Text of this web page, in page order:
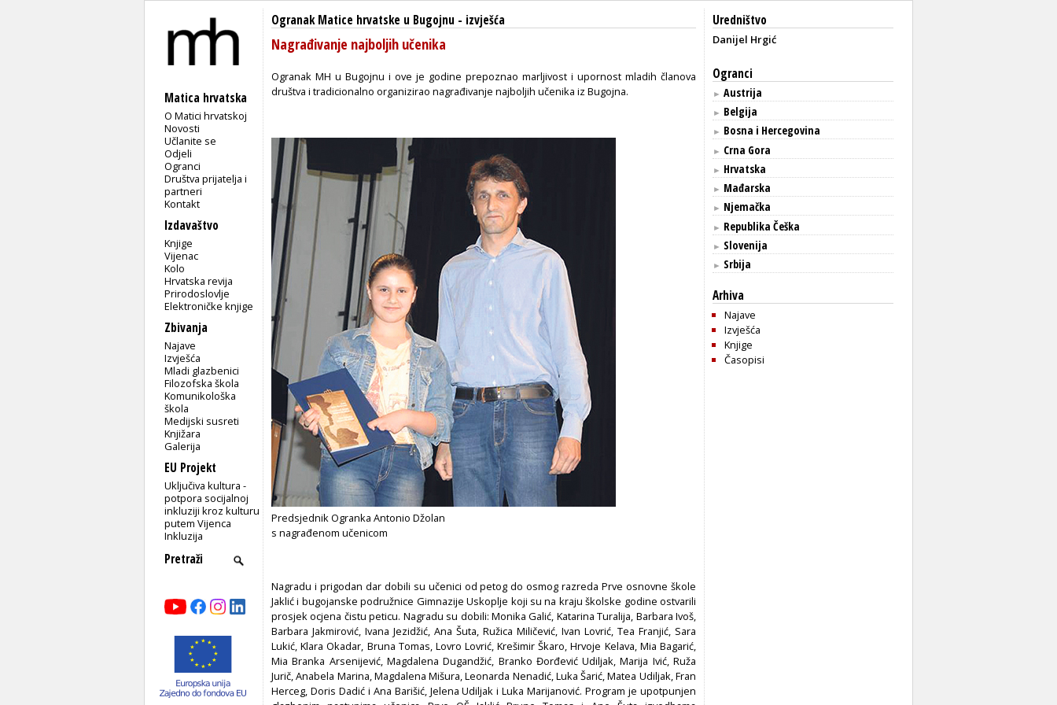
Matica hrvatska
O Matici hrvatskoj
Novosti
Učlanite se
Odjeli
Ogranci
Društva prijatelja i
partneri
Kontakt
Izdavaštvo
Knjige
Vijenac
Kolo
Hrvatska revija
Prirodoslovlje
Elektroničke knjige
Zbivanja
Najave
Izvješća
Mladi glazbenici
Filozofska škola
Komunikološka
škola
Medijski susreti
Knjižara
Galerija
EU Projekt
Uključiva kultura -
potpora socijalnoj
inkluziji kroz kulturu
putem Vijenca
Inkluzija
Ogranak Matice hrvatske u Bugojnu - izvješća
Nagrađivanje najboljih učenika
Ogranak MH u Bugojnu i ove je godine prepoznao marljivost i upornost mladih članova
društva i tradicionalno organizirao nagrađivanje najboljih učenika iz Bugojna.
Predsjednik Ogranka Antonio Džolan
s nagrađenom učenicom
Nagradu i prigodan dar dobili su učenici od petog do osmog razreda Prve osnovne škole
Jaklić i bugojanske podružnice Gimnazije Uskoplje koji su na kraju školske godine ostvarili
prosjek ocjena čistu peticu. Nagradu su dobili: Monika Galić, Katarina Turalija, Barbara Ivoš,
Barbara Jakmirović, Ivana Jezidžić, Ana Šuta, Ružica Miličević, Ivan Lovrić, Tea Franjić, Sara
Lukić, Klara Okadar, Bruna Tomas, Lovro Lovrić, Krešimir Škaro, Hrvoje Kelava, Mia Bagarić,
Mia Branka Arsenijević, Magdalena Dugandžić, Branko Đorđević Udiljak, Marija Ivić, Ruža
Jurič, Anabela Marina, Magdalena Mišura, Leonarda Nenadić, Luka Šarić, Matea Udiljak, Fran
Herceg, Doris Dadić i Ana Barišić, Jelena Udiljak i Luka Marijanović. Program je upotpunjen
Uredništvo
Danijel Hrgić
Ogranci
► Austrija
► Belgija
► Bosna i Hercegovina
► Crna Gora
► Hrvatska
► Mađarska
► Njemačka
► Republika Češka
► Slovenija
► Srbija
Arhiva
Najave
Izvješća
Knjige
Časopisi